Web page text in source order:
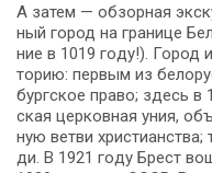
А затем — обзорная
ный го­род на гра­ни­це
ние в 1019 го­ду!).
то­рию: пер­вым из
бург­ское пра­во; здесь
ская цер­ков­ная уния,
ную вет­ви
ди. В 1921 го­ду Брест